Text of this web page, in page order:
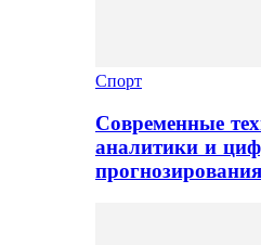
Спорт
Современные
аналитики и
прогнозирования